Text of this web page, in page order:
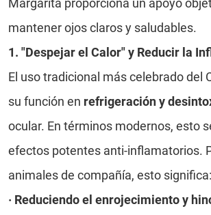
mantener ojos claros y saludables.
1. "Despejar el Calor" y Reducir la
El uso tradicional más celebrado del
su función en refrigeración y
ocular. En términos modernos, esto
efectos potentes anti-inflamatorios.
animales de compañía, esto significa:
· Reduciendo el enrojecimiento y